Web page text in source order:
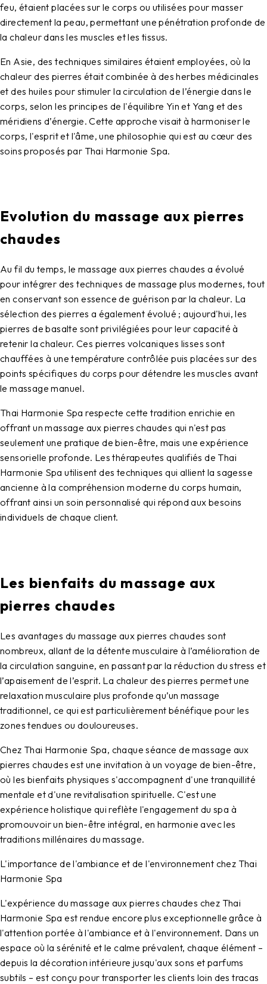
feu, étaient placées sur le corps ou utilisées pour masser
directement la peau, permettant une pénétration profonde de
la chaleur dans les muscles et les tissus.
En Asie, des techniques similaires étaient employées, où la
chaleur des pierres était combinée à des herbes médicinales
et des huiles pour stimuler la circulation de l’énergie dans le
corps, selon les principes de l'équilibre Yin et Yang et des
méridiens d’énergie. Cette approche visait à harmoniser le
corps, l'esprit et l'âme, une philosophie qui est au cœur des
soins proposés par Thai Harmonie Spa.
Evolution du massage aux pierres
chaudes
Au fil du temps, le massage aux pierres chaudes a évolué
pour intégrer des techniques de massage plus modernes, tout
en conservant son essence de guérison par la chaleur. La
sélection des pierres a également évolué ; aujourd'hui, les
pierres de basalte sont privilégiées pour leur capacité à
retenir la chaleur. Ces pierres volcaniques lisses sont
chauffées à une température contrôlée puis placées sur des
points spécifiques du corps pour détendre les muscles avant
le massage manuel.
Thai Harmonie Spa respecte cette tradition enrichie en
offrant un massage aux pierres chaudes qui n'est pas
seulement une pratique de bien-être, mais une expérience
sensorielle profonde. Les thérapeutes qualifiés de Thai
Harmonie Spa utilisent des techniques qui allient la sagesse
ancienne à la compréhension moderne du corps humain,
offrant ainsi un soin personnalisé qui répond aux besoins
individuels de chaque client.
Les bienfaits du massage aux
pierres chaudes
Les avantages du massage aux pierres chaudes sont
nombreux, allant de la détente musculaire à l’amélioration de
la circulation sanguine, en passant par la réduction du stress et
l’apaisement de l’esprit. La chaleur des pierres permet une
relaxation musculaire plus profonde qu’un massage
traditionnel, ce qui est particulièrement bénéfique pour les
zones tendues ou douloureuses.
Chez Thai Harmonie Spa, chaque séance de massage aux
pierres chaudes est une invitation à un voyage de bien-être,
où les bienfaits physiques s'accompagnent d'une tranquillité
mentale et d'une revitalisation spirituelle. C'est une
expérience holistique qui reflète l'engagement du spa à
promouvoir un bien-être intégral, en harmonie avec les
traditions millénaires du massage.
L'importance de l'ambiance et de l'environnement chez Thai
Harmonie Spa
L'expérience du massage aux pierres chaudes chez Thai
Harmonie Spa est rendue encore plus exceptionnelle grâce à
l'attention portée à l'ambiance et à l'environnement. Dans un
espace où la sérénité et le calme prévalent, chaque élément –
depuis la décoration intérieure jusqu'aux sons et parfums
subtils – est conçu pour transporter les clients loin des tracas